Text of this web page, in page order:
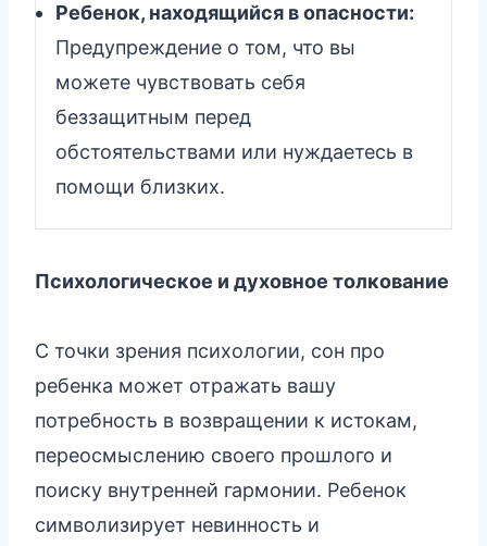
Ребенок, находящийся в опасности:
Предупреждение о том, что вы
можете чувствовать себя
беззащитным перед
обстоятельствами или нуждаетесь в
помощи близких.
Психологическое и духовное толкование
С точки зрения психологии, сон про
ребенка может отражать вашу
потребность в возвращении к истокам,
переосмыслению своего прошлого и
поиску внутренней гармонии. Ребенок
символизирует невинность и